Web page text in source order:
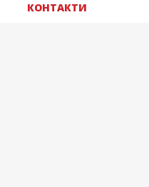
КОНТАКТИ